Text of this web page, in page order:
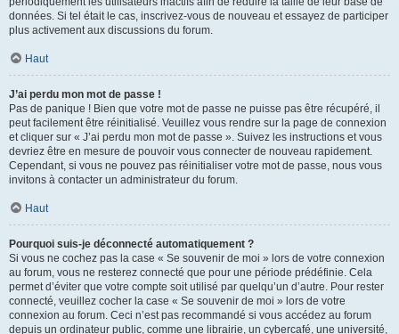
données. Si tel était le cas, inscrivez-vous de nouveau et essayez de participer
plus activement aux discussions du forum.
Haut
J’ai perdu mon mot de passe !
Pas de panique ! Bien que votre mot de passe ne puisse pas être récupéré, il
peut facilement être réinitialisé. Veuillez vous rendre sur la page de connexion
et cliquer sur « J’ai perdu mon mot de passe ». Suivez les instructions et vous
devriez être en mesure de pouvoir vous connecter de nouveau rapidement.
Cependant, si vous ne pouvez pas réinitialiser votre mot de passe, nous vous
invitons à contacter un administrateur du forum.
Haut
Pourquoi suis-je déconnecté automatiquement ?
Si vous ne cochez pas la case « Se souvenir de moi » lors de votre connexion
au forum, vous ne resterez connecté que pour une période prédéfinie. Cela
permet d’éviter que votre compte soit utilisé par quelqu’un d’autre. Pour rester
connecté, veuillez cocher la case « Se souvenir de moi » lors de votre
connexion au forum. Ceci n’est pas recommandé si vous accédez au forum
depuis un ordinateur public, comme une librairie, un cybercafé, une université,